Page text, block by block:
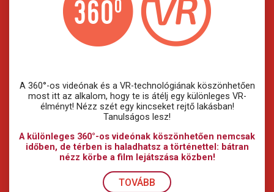
A 360°-os videónak és a VR-technológiának köszönhetően
most itt az alkalom, hogy te is átélj egy különleges VR-
élményt! Nézz szét egy kincseket rejtő lakásban!
Tanulságos lesz!
A különleges 360°-os videónak köszönhetően nemcsak
időben, de térben is haladhatsz a történettel: bátran
nézz körbe a film lejátszása közben!
TOVÁBB